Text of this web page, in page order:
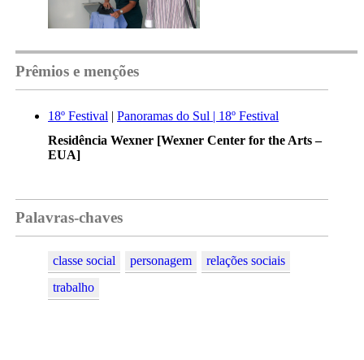
Prêmios e menções
18º Festival | Panoramas do Sul | 18º Festival
Residência Wexner [Wexner Center for the Arts –
EUA]
Palavras-chaves
classe social personagem
relações sociais
trabalho